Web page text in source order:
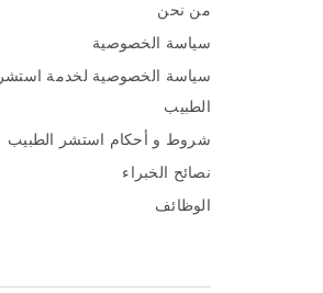
من نحن
سياسة الخصوصية
سياسة الخصوصية لخدمة استشر
الطبيب
شروط و أحكام استشر الطبيب
نصائح الخبراء
الوظائف